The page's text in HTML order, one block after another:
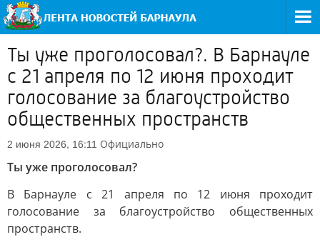
Ты уже проголосовал?. В Барнауле
с 21 апреля по 12 июня проходит
голосование за благоустройство
общественных пространств
2 июня 2026, 16:11 Официально
Ты уже проголосовал?
В Барнауле с 21 апреля по 12 июня проходит
голосование за благоустройство общественных
пространств.